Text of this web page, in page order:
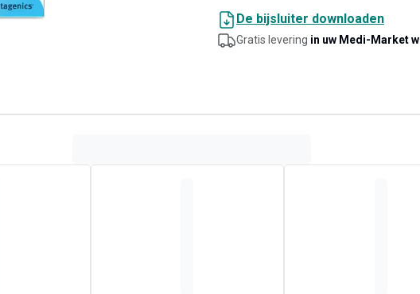
folaat, die helpen vermoeidheid te
functie te ondersteunen. Extracten
formule en dragen bij aan het tot
De bijsluiter downloaden
Gratis levering in uw Medi-Market